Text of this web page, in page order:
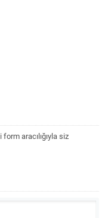
aracılığıyla siz